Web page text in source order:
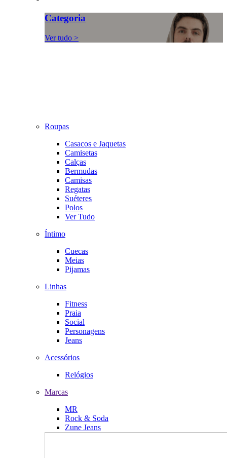
Categoria
Ver tudo >
Roupas
Casacos e Jaquetas
Camisetas
Calças
Bermudas
Camisas
Regatas
Suéteres
Polos
Ver Tudo
Íntimo
Cuecas
Meias
Pijamas
Linhas
Fitness
Praia
Social
Personagens
Jeans
Acessórios
Relógios
Marcas
MR
Rock & Soda
Zune Jeans